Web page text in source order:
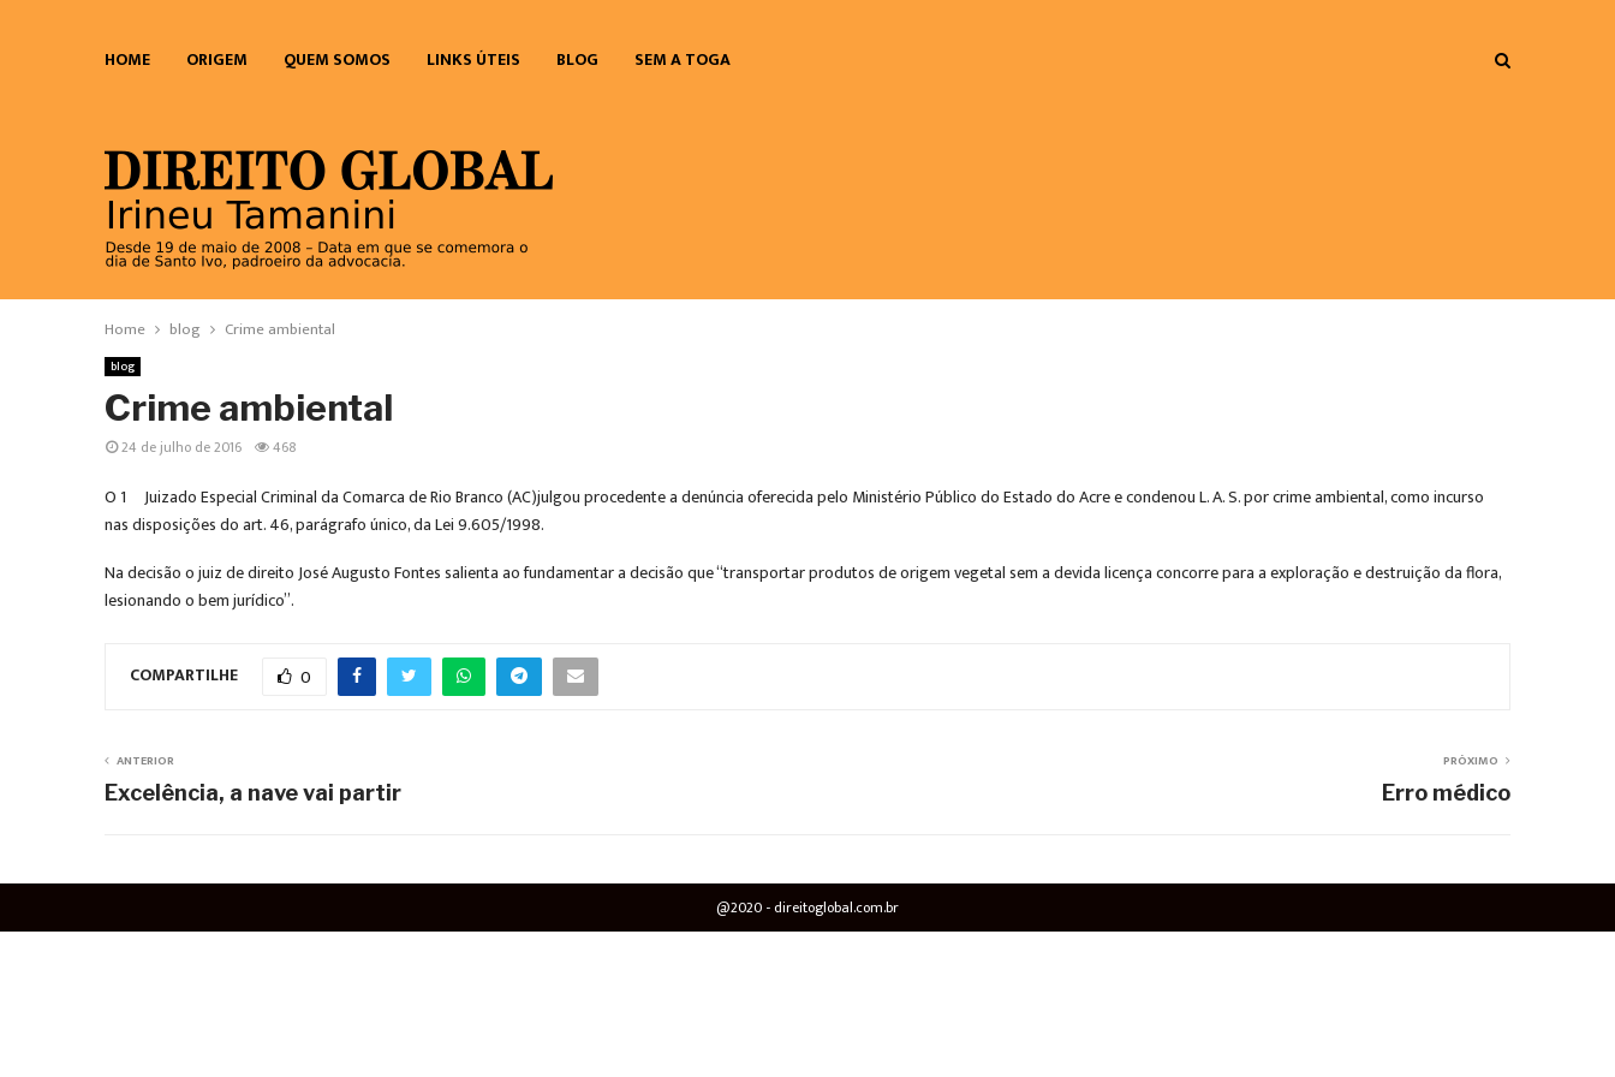
HOME ORIGEM QUEM SOMOS LINKS ÚTEIS BLOG SEM A TOGA
Home blog Crime ambiental
blog
Crime ambiental
24 de julho de 2016 468
O 1º Juizado Especial Criminal da Comarca de Rio Branco (AC)julgou procedente a denúncia oferecida pelo Ministério Público do Estado do Acre e condenou L. A. S. por crime ambiental, como incurso
nas disposições do art. 46, parágrafo único, da Lei 9.605/1998.
Na decisão o juiz de direito José Augusto Fontes salienta ao fundamentar a decisão que “transportar produtos de origem vegetal sem a devida licença concorre para a exploração e destruição da flora,
lesionando o bem jurídico”.
COMPARTILHE 0
ANTERIOR
Excelência, a nave vai partir
PRÓXIMO
Erro médico
@2020 - direitoglobal.com.br